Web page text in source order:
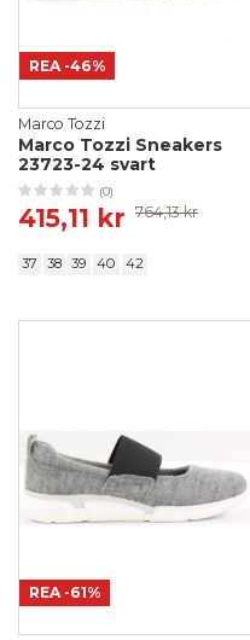
REA -46%
Marco Tozzi
Marco Tozzi Sneakers
23723-24 svart
(0)
415,11 kr 764,13 kr
37 38 39 40 42
REA -61%